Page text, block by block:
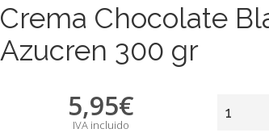
Crema Chocolate
Azucren 300 gr
5,95€
IVA incluido